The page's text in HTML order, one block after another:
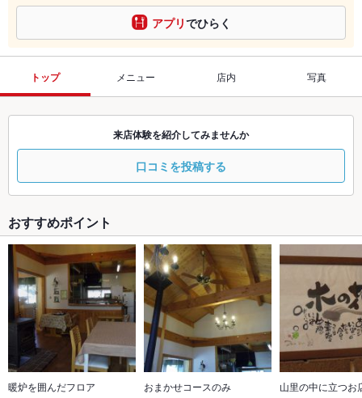
アプリでひらく
トップ メニュー 店内 写真
来店体験を紹介してみませんか
口コミを投稿する
おすすめポイント
暖炉を囲んだフロア おまかせコースのみ 山里の中に立つお